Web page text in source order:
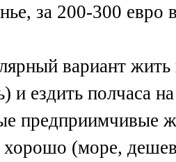
за 200-300 евро
вариант
и ездить полчаса
предприимчивые
(море,